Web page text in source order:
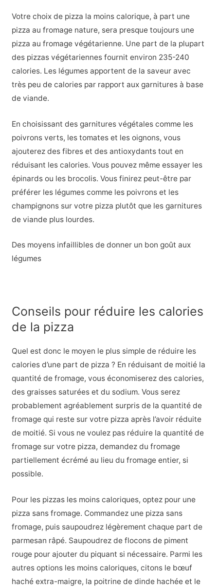
Votre choix de pizza la moins calorique, à part une
pizza au fromage nature, sera presque toujours une
pizza au fromage végétarienne. Une part de la plupart
des pizzas végétariennes fournit environ 235-240
calories. Les légumes apportent de la saveur avec
très peu de calories par rapport aux garnitures à base
de viande.
En choisissant des garnitures végétales comme les
poivrons verts, les tomates et les oignons, vous
ajouterez des fibres et des antioxydants tout en
réduisant les calories. Vous pouvez même essayer les
épinards ou les brocolis. Vous finirez peut-être par
préférer les légumes comme les poivrons et les
champignons sur votre pizza plutôt que les garnitures
de viande plus lourdes.
Des moyens infaillibles de donner un bon goût aux
légumes
Conseils pour réduire les calories
de la pizza
Quel est donc le moyen le plus simple de réduire les
calories d’une part de pizza ? En réduisant de moitié la
quantité de fromage, vous économiserez des calories,
des graisses saturées et du sodium. Vous serez
probablement agréablement surpris de la quantité de
fromage qui reste sur votre pizza après l’avoir réduite
de moitié. Si vous ne voulez pas réduire la quantité de
fromage sur votre pizza, demandez du fromage
partiellement écrémé au lieu du fromage entier, si
possible.
Pour les pizzas les moins caloriques, optez pour une
pizza sans fromage. Commandez une pizza sans
fromage, puis saupoudrez légèrement chaque part de
parmesan râpé. Saupoudrez de flocons de piment
rouge pour ajouter du piquant si nécessaire. Parmi les
autres options les moins caloriques, citons le bœuf
haché extra-maigre, la poitrine de dinde hachée et le